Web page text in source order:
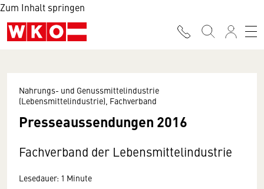
Zum Inhalt springen
Nahrungs- und Genussmittelindustrie
(Lebensmittelindustrie), Fachverband
Presseaussendungen 2016
Fachverband der Lebensmittelindustrie
Lesedauer: 1 Minute